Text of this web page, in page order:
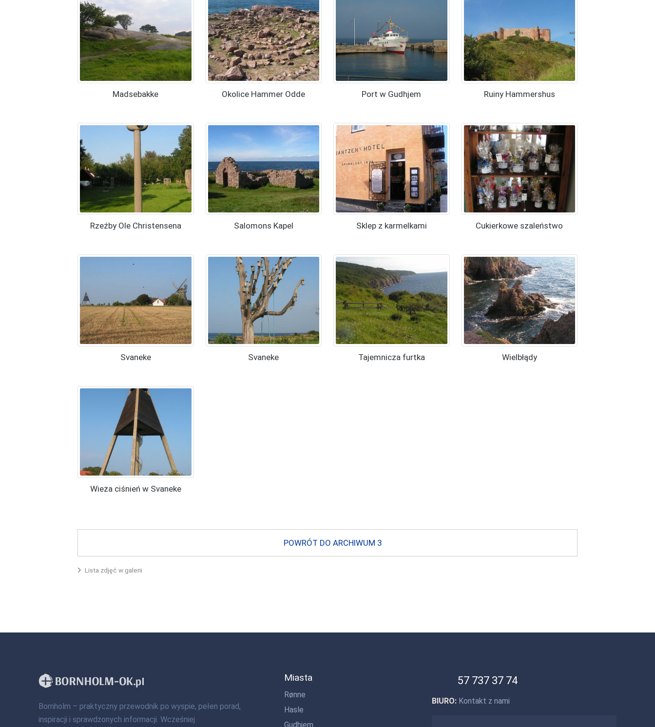
Madsebakke Okolice Hammer Odde Port w Gudhjem Ruiny Hammershus
Rzeźby Ole Christensena Salomons Kapel Sklep z karmelkami Cukierkowe szaleństwo
Svaneke Svaneke Tajemnicza furtka Wielbłądy
Wieża ciśnień w Svaneke
POWRÓT DO ARCHIWUM 3
Lista zdjęć w galerii
Bornholm – praktyczny przewodnik po wyspie, pełen porad,
inspiracji i sprawdzonych informacji. Wcześniej
Miasta
Rønne
Hasle
Gudhjem
57 737 37 74
BIURO: Kontakt z nami